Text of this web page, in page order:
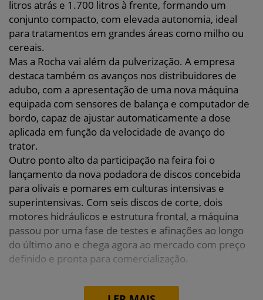
litros atrás e 1.700 litros à frente, formando um
conjunto compacto, com elevada autonomia, ideal
para tratamentos em grandes áreas como milho ou
cereais.
Mas a Rocha vai além da pulverização. A empresa
destaca também os avanços nos distribuidores de
adubo, com a apresentação de uma nova máquina
equipada com sensores de balança e computador de
bordo, capaz de ajustar automaticamente a dose
aplicada em função da velocidade de avanço do
trator.
Outro ponto alto da participação na feira foi o
lançamento da nova podadora de discos concebida
para olivais e pomares em culturas intensivas e
superintensivas. Com seis discos de corte, dois
motores hidráulicos e estrutura frontal, a máquina
passou por uma fase de testes e afinações ao longo
do último ano e chega agora ao mercado com preço
definido e pronta para comercialização.